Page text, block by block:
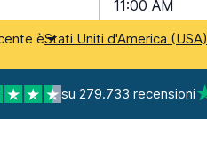
11:00 AM
èStati Uniti d'America (USA)
su 279.733 recensioni